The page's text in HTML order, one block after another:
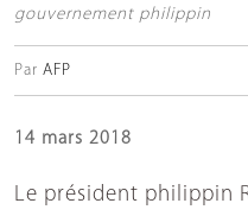
gouvernement philippin
Par AFP
14 mars 2018
Le président philippin